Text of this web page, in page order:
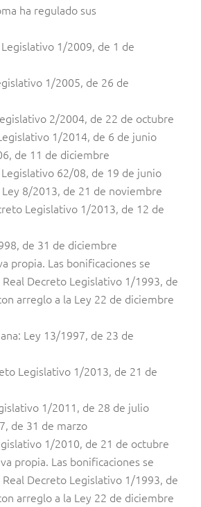
ha regulado sus
1/2009, de 1 de
1/2005, de 26 de
2/2004, de 22 de octubre
1/2014, de 6 de junio
de 11 de diciembre
62/08, de 19 de junio
Ley 8/2013, de 21 de noviembre
Legislativo 1/2013, de 12 de
de 31 de diciembre
propia. Las bonificaciones se
Decreto Legislativo 1/1993, de
arreglo a la Ley 22 de diciembre
Ley 13/1997, de 23 de
Legislativo 1/2013, de 21 de
1/2011, de 28 de julio
de 31 de marzo
1/2010, de 21 de octubre
propia. Las bonificaciones se
Decreto Legislativo 1/1993, de
arreglo a la Ley 22 de diciembre